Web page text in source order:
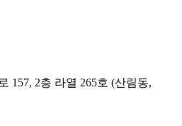
157, 2층 라열 265호 (산림동,